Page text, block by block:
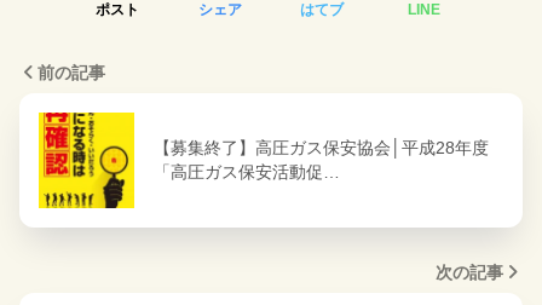
ポスト シェア はてブ LINE
前の記事
【募集終了】高圧ガス保安協会│平成28年度
「高圧ガス保安活動促…
次の記事